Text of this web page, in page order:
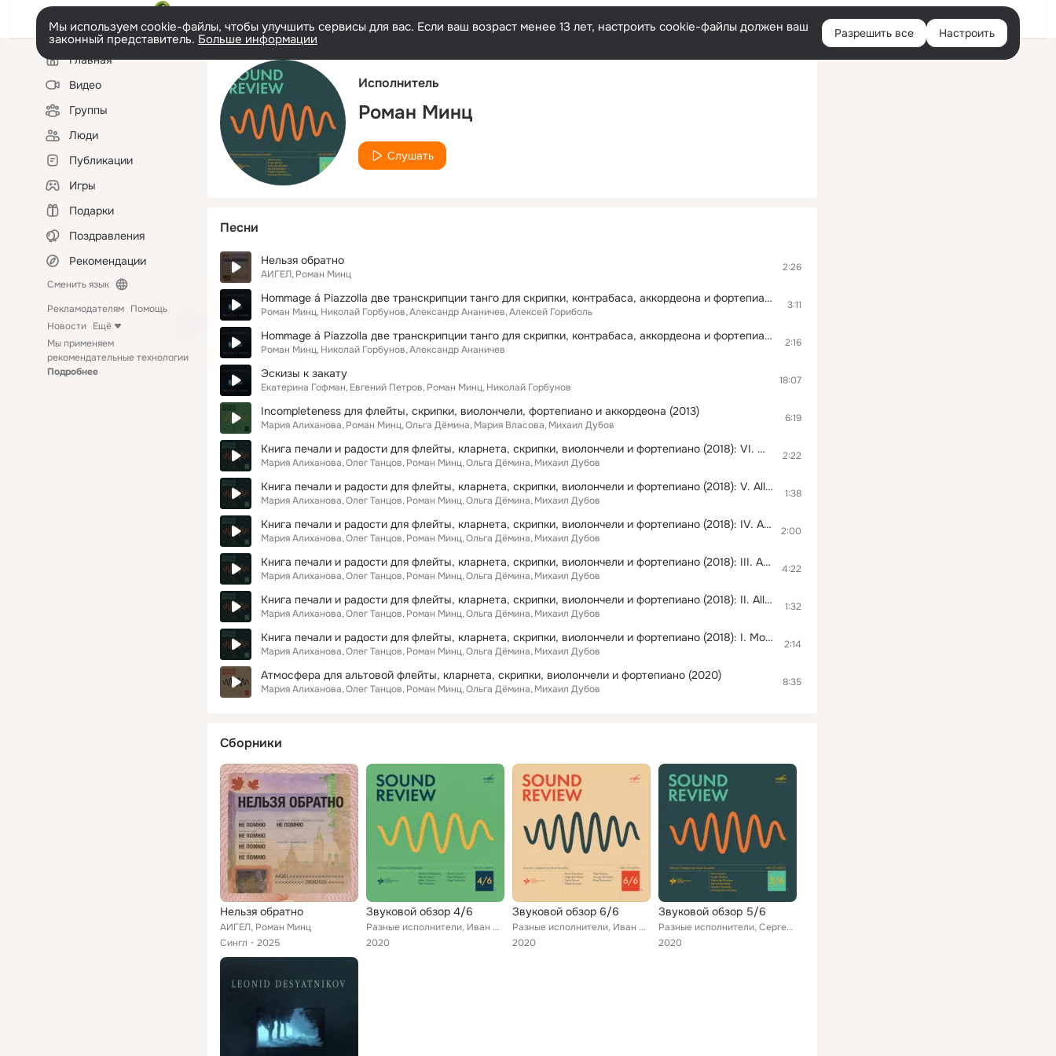
Русский Войти
Мы используем cookie-файлы, чтобы улучшить сервисы для вас. Если ваш возраст менее 13 лет, настроить cookie-файлы должен ваш
законный представитель. Больше информации Разрешить все Настроить
Левая
колонкаГлавная
Видео
Группы
Люди
Публикации
Игры
Подарки
Поздравления
Рекомендации
Сменить язык
Рекламодателям Помощь
Новости Ещё
Мы применяем
рекомендательные технологии
Подробнее
Исполнитель
Роман Минц
Слушать
Песни
Нельзя обратно
АИГЕЛ Роман Минц
2:26
Hommage á Piazzolla две транскрипции танго для скрипки, контрабаса, аккордеона и фортепиано: 2. Утомлённое солнце
Роман Минц Николай Горбунов Александр Ананичев Алексей Гориболь
3:11
Hommage á Piazzolla две транскрипции танго для скрипки, контрабаса, аккордеона и фортепиано: 1. Счастье моё
Роман Минц Николай Горбунов Александр Ананичев
2:16
Эскизы к закату
Екатерина Гофман Евгений Петров Роман Минц Николай Горбунов
18:07
Incompleteness для флейты, скрипки, виолончели, фортепиано и аккордеона (2013)
Мария Алиханова Роман Минц Ольга Дёмина Мария Власова Михаил Дубов
6:19
Книга печали и радости для флейты, кларнета, скрипки, виолончели и фортепиано (2018): VI. Moderato
Мария Алиханова Олег Танцов Роман Минц Ольга Дёмина Михаил Дубов
2:22
Книга печали и радости для флейты, кларнета, скрипки, виолончели и фортепиано (2018): V. Allegro
Мария Алиханова Олег Танцов Роман Минц Ольга Дёмина Михаил Дубов
1:38
Книга печали и радости для флейты, кларнета, скрипки, виолончели и фортепиано (2018): IV. Andante
Мария Алиханова Олег Танцов Роман Минц Ольга Дёмина Михаил Дубов
2:00
Книга печали и радости для флейты, кларнета, скрипки, виолончели и фортепиано (2018): III. Andante
Мария Алиханова Олег Танцов Роман Минц Ольга Дёмина Михаил Дубов
4:22
Книга печали и радости для флейты, кларнета, скрипки, виолончели и фортепиано (2018): II. Allegro
Мария Алиханова Олег Танцов Роман Минц Ольга Дёмина Михаил Дубов
1:32
Книга печали и радости для флейты, кларнета, скрипки, виолончели и фортепиано (2018): I. Moderato
Мария Алиханова Олег Танцов Роман Минц Ольга Дёмина Михаил Дубов
2:14
Атмосфера для альтовой флейты, кларнета, скрипки, виолончели и фортепиано (2020)
Мария Алиханова Олег Танцов Роман Минц Ольга Дёмина Михаил Дубов
8:35
Сборники
Нельзя обратно
АИГЕЛ, Роман Минц
Сингл
2025
Звуковой обзор 4/6
Разные исполнители, Иван Бушуев, Михаил Дубов, Евгений Субботин, Мария Алиханова, Олег Танцов, Роман Минц, Ольга Дёмина, Глеб Хо...
2020
Звуковой обзор 6/6
Разные исполнители, Иван Бушуев, Мария Алиханова, Мария Садурдинова, Ольга Власова, Олег Танцов, Михаил Дубов, Евгений Субботин,...
2020
Звуковой обзор 5/6
Разные исполнители, Сергей Чирков, Иван Бушуев, Мария Алиханова, Олег Танцов, Михаил Дубов, Глеб Хохлов, Роман Минц, Юлия Мигуно...
2020